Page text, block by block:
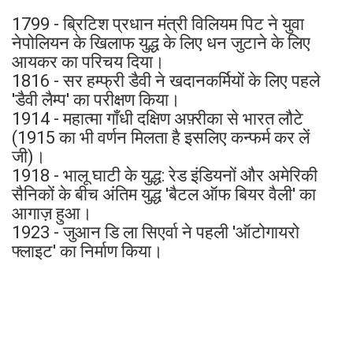
1799 - ब्रिटिश प्रधान मंत्री विलियम पिट ने युवा
नेपोलियन के खिलाफ युद्ध के लिए धन जुटाने के लिए
आयकर का परिचय दिया।
1816 - सर हम्फ्री डैवी ने खदानकर्मियों के लिए पहले
'डैवी लैम्प' का परीक्षण किया।
1914 - महात्मा गाँधी दक्षिण अफ़्रीका से भारत लौटे
(1915 का भी वर्णन मिलता है इसलिए कन्फर्म कर लें
जी)।
1918 - भालू घाटी के युद्ध: रेड इंडियनों और अमेरिकी
सैनिकों के बीच अंतिम युद्ध 'बैटल ऑफ बियर वैली' का
आगाज़ हुआ।
1923 - जुआन डि ला सिएर्वा ने पहली 'ऑटोगायरो
फ्लाइट' का निर्माण किया।